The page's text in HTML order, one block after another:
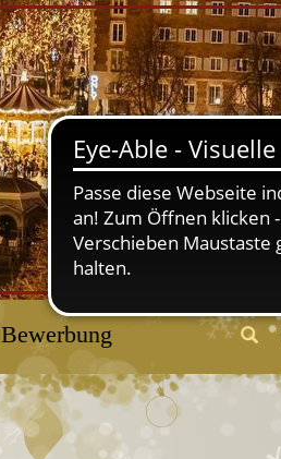
Bewerbung